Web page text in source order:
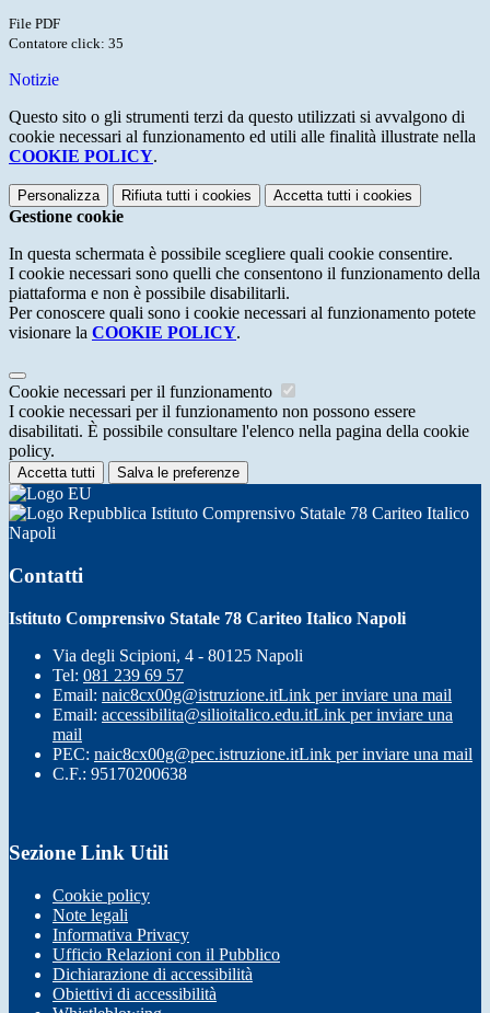
File PDF
Contatore click: 35
Notizie
Questo sito o gli strumenti terzi da questo utilizzati si avvalgono di
cookie necessari al funzionamento ed utili alle finalità illustrate nella
COOKIE POLICY.
Personalizza Rifiuta tutti i cookies Accetta tutti i cookies
Gestione cookie
In questa schermata è possibile scegliere quali cookie consentire.
I cookie necessari sono quelli che consentono il funzionamento della
piattaforma e non è possibile disabilitarli.
Per conoscere quali sono i cookie necessari al funzionamento potete
visionare la COOKIE POLICY.
Cookie necessari per il funzionamento
I cookie necessari per il funzionamento non possono essere
disabilitati. È possibile consultare l'elenco nella pagina della cookie
policy.
Accetta tutti Salva le preferenze
Istituto Comprensivo Statale 78 Cariteo Italico
Napoli
Contatti
Istituto Comprensivo Statale 78 Cariteo Italico Napoli
Via degli Scipioni, 4 - 80125 Napoli
Tel: 081 239 69 57
Email: naic8cx00g@istruzione.itLink per inviare una mail
Email: accessibilita@silioitalico.edu.itLink per inviare una
mail
PEC: naic8cx00g@pec.istruzione.itLink per inviare una mail
C.F.: 95170200638
Sezione Link Utili
Cookie policy
Note legali
Informativa Privacy
Ufficio Relazioni con il Pubblico
Dichiarazione di accessibilità
Obiettivi di accessibilità